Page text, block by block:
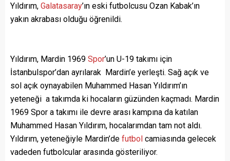
Yıldırım, Galatasaray’ın eski futbolcusu Ozan Kabak’ın
yakın akrabası olduğu öğrenildi.
Yıldırım, Mardin 1969 Spor’un U-19 takımı için
İstanbulspor’dan ayrılarak Mardin’e yerleşti. Sağ açık ve
sol açık oynayabilen Muhammed Hasan Yıldırım’ın
yeteneği a takımda ki hocaların güzünden kaçmadı. Mardin
1969 Spor a takımı ile devre arası kampına da katılan
Muhammed Hasan Yıldırım, hocalarımdan tam not aldı.
Yıldırım, yeteneğiyle Mardin’de futbol camiasında gelecek
vadeden futbolcular arasında gösteriliyor.